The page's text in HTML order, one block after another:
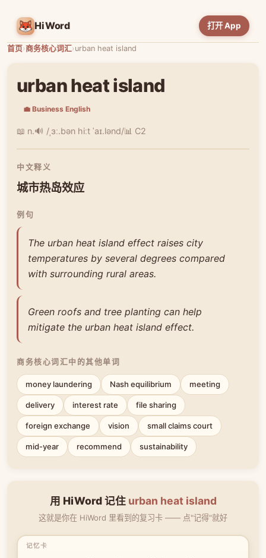
HiWord 打开 App
首页›商务核心词汇›urban heat island
urban heat island
💼 Business English
📖 n.🔊 /ˌɜː.bən hiːt ˈaɪ.lənd/📊 C2
中文释义
城市热岛效应
例句
The urban heat island effect raises city
temperatures by several degrees compared
with surrounding rural areas.
Green roofs and tree planting can help
mitigate the urban heat island effect.
商务核心词汇中的其他单词
money laundering Nash equilibrium meeting
delivery interest rate file sharing
foreign exchange vision small claims court
mid-year recommend sustainability
用 HiWord 记住 urban heat island
这就是你在 HiWord 里看到的复习卡 —— 点"记得"就好